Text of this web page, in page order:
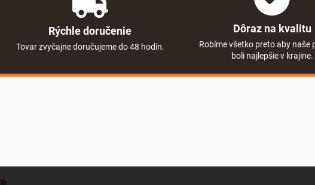
Rýchle doručenie
Tovar zvyčajne doručujeme do 48 hodín.
Dôraz na kvalitu
Robíme všetko preto aby naše
boli najlepšie v krajine.